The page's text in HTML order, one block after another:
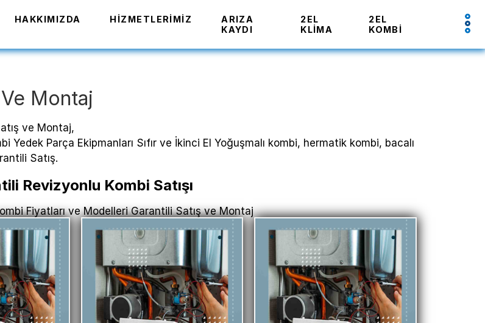
HAKKIMIZDA HIZMETLERIMIZ
ARIZA
KAYDI
2EL
KLIMA
2EL
KOMBI
Montaj
ve Montaj,
Parça Ekipmanları Sıfır ve İkinci El Yoğuşmalı kombi, hermatik kombi, bacalı
Satış.
Revizyonlu Kombi Satışı
Fiyatları ve Modelleri Garantili Satış ve Montaj